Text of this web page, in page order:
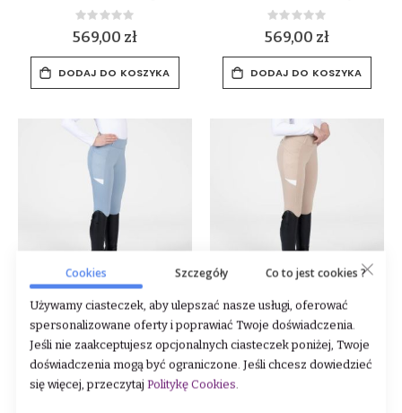
Rating:
0%
569,00 zł
DODAJ DO KOSZYKA
Rating:
0%
569,00 zł
DODAJ DO KOSZYKA
Legginsy młodzieżowe
Maximilian Equestrian "YR
Tech Riding" Aqua
Rating:
0%
479,00 zł
Legginsy młodzieżowe
Maximilian Equestrian "YR
Tech Riding" Beige
Rating:
Cookies Szczegóły Co to jest cookies ?
Używamy ciasteczek, aby ulepszać nasze usługi, oferować
spersonalizowane oferty i poprawiać Twoje doświadczenia.
Jeśli nie zaakceptujesz opcjonalnych ciasteczek poniżej, Twoje
doświadczenia mogą być ograniczone. Jeśli chcesz dowiedzieć
się więcej, przeczytaj Politykę Cookies.